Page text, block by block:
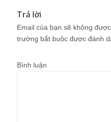
Trả lời
Email của bạn sẽ không
trường bắt buộc được đánh
Bình luận